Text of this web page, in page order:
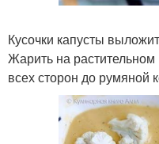
Кусочки капусты
Жарить на
всех сторон до румяной